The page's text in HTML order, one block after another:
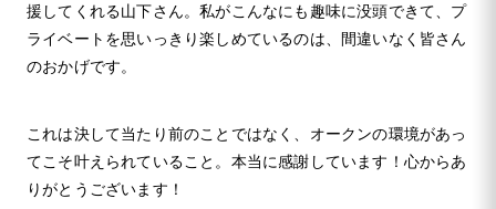
援してくれる山下さん。私がこんなにも趣味に没頭できて、プ
ライベートを思いっきり楽しめているのは、間違いなく皆さん
のおかげです。
これは決して当たり前のことではなく、オークンの環境があっ
てこそ叶えられていること。本当に感謝しています！心からあ
りがとうございます！